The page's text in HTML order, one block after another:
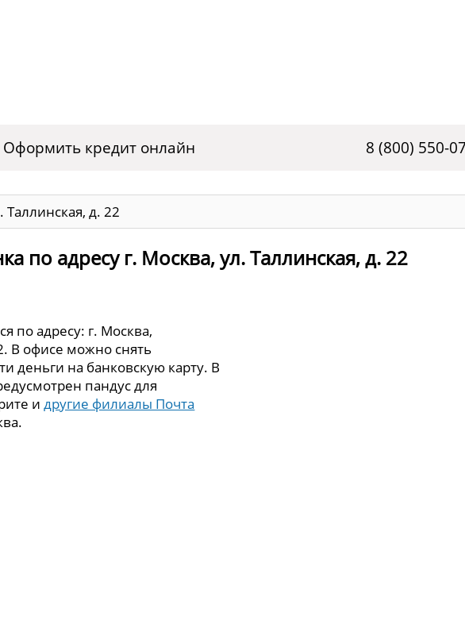
Оформить кредит онлайн 8 (800) 550-
Таллинская, д. 22
по адресу г. Москва, ул. Таллинская, д. 22
по адресу: г. Москва,
В офисе можно снять
деньги на банковскую карту. В
пандус для
идругие филиалы Почта